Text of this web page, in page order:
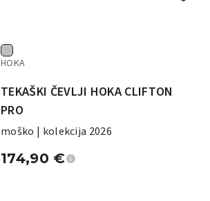
HOKA
TEKAŠKI ČEVLJI HOKA CLIFTON
PRO
moško | kolekcija 2026
174,90 €